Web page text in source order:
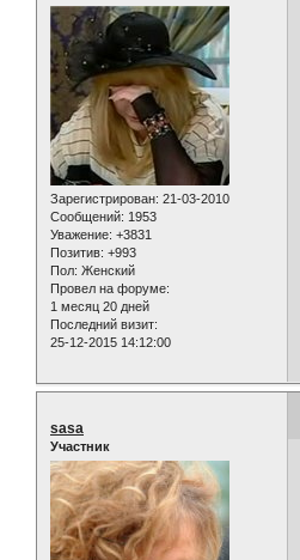
Зарегистрирован: 21-03-2010
Сообщений: 1953
Уважение: +3831
Позитив: +993
Пол: Женский
Провел на форуме:
1 месяц 20 дней
Последний визит:
25-12-2015 14:12:00
sasa
Участник